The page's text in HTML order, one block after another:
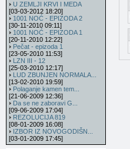
U ZEMLJI KRVI I MEDA
[03-03-2012 18:20]
1001 NOĆ - EPIZODA 2
[30-11-2010 09:11]
1001 NOĆ - EPIZODA 1
[20-11-2010 12:22]
Pečat - epizoda 1
[23-05-2010 11:53]
LZN III - 12
[25-03-2010 12:17]
LUD ZBUNJEN NORMALA...
[13-02-2010 19:59]
Polaganje kamen tem...
[21-06-2009 12:36]
Da se ne zaboravi G...
[09-06-2009 17:04]
REZOLUCIJA 819
[08-01-2009 16:08]
IZBOR IZ NOVOGODIŠN...
[03-01-2009 17:45]